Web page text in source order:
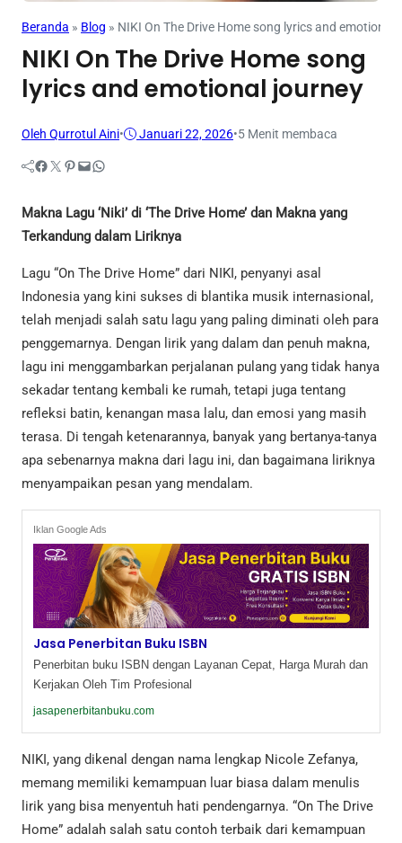
Beranda » Blog » NIKI On The Drive Home song lyrics and emotional
NIKI On The Drive Home song
lyrics and emotional journey
Oleh Qurrotul Aini• Januari 22, 2026•5 Menit membaca
Facebook Twitter Pinterest Mail WhatsApp
Makna Lagu ‘Niki’ di ‘The Drive Home’ dan Makna yang
Terkandung dalam Liriknya
Lagu “On The Drive Home” dari NIKI, penyanyi asal
Indonesia yang kini sukses di blantika musik internasional,
telah menjadi salah satu lagu yang paling diminati oleh para
penggemarnya. Dengan lirik yang dalam dan penuh makna,
lagu ini menggambarkan perjalanan pulang yang tidak hanya
sekadar tentang kembali ke rumah, tetapi juga tentang
refleksi batin, kenangan masa lalu, dan emosi yang masih
terasa. Di tengah ketenarannya, banyak yang bertanya-tanya
apa sebenarnya makna dari lagu ini, dan bagaimana liriknya
menyampaikan pesan yang mendalam.
Iklan Google Ads
Jasa Penerbitan Buku ISBN
Penerbitan buku ISBN dengan Layanan Cepat, Harga Murah dan
Kerjakan Oleh Tim Profesional
jasapenerbitanbuku.com
NIKI, yang dikenal dengan nama lengkap Nicole Zefanya,
memang memiliki kemampuan luar biasa dalam menulis
lirik yang bisa menyentuh hati pendengarnya. “On The Drive
Home” adalah salah satu contoh terbaik dari kemampuan